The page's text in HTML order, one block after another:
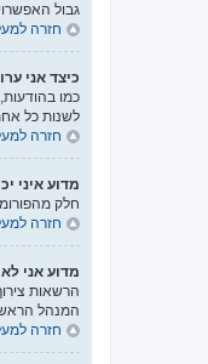
גבול
חזרה
כיצד אני
כמו
לשנות כל
חזרה
מדוע איני
חלק
חזרה
מדוע אני
הרשאות
המנהל
חזרה